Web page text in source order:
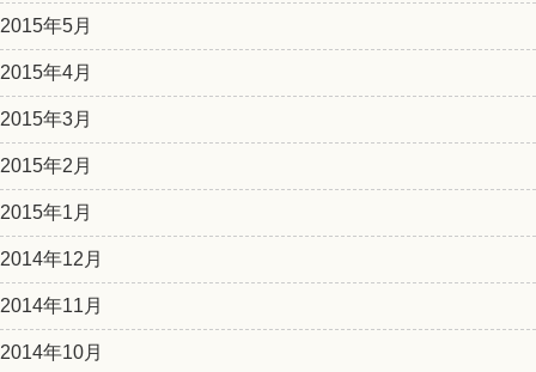
2015年5月
2015年4月
2015年3月
2015年2月
2015年1月
2014年12月
2014年11月
2014年10月